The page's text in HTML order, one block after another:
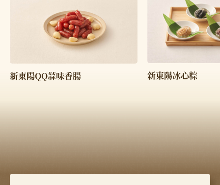
新東陽QQ蒜味香腸 新東陽冰心粽